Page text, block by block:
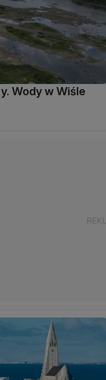
Wody w Wiśle